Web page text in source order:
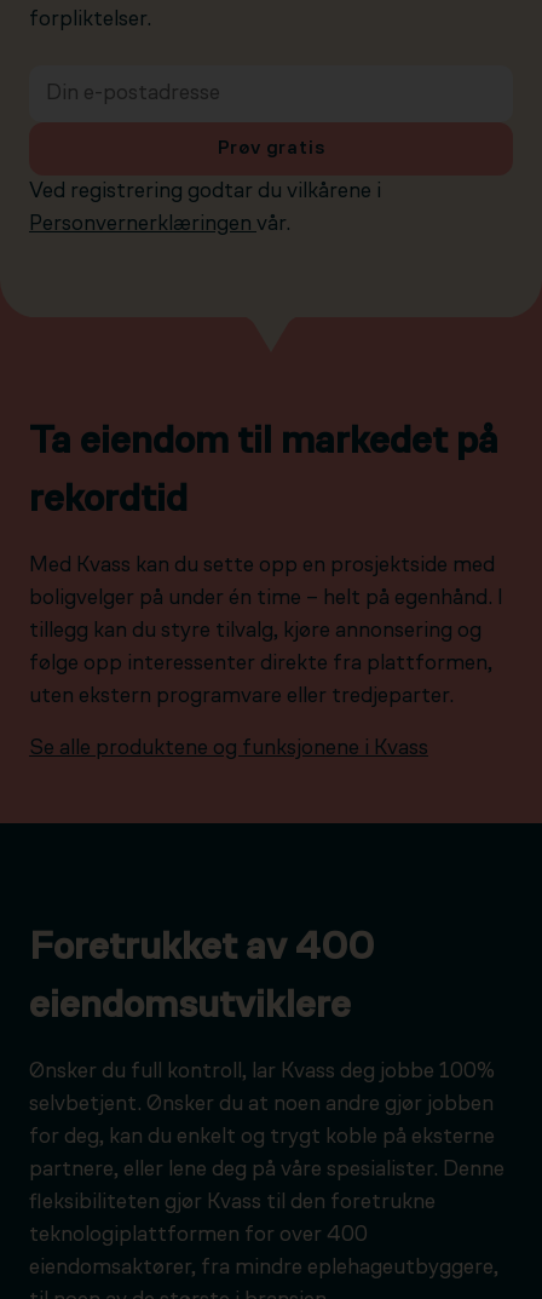
forpliktelser.
Ved registrering godtar du vilkårene i
Personvernerklæringen vår.
Prøv gratis
Ta eiendom til markedet på
rekordtid
Med Kvass kan du sette opp en prosjektside med
boligvelger på under én time – helt på egenhånd. I
tillegg kan du styre tilvalg, kjøre annonsering og
følge opp interessenter direkte fra plattformen,
uten ekstern programvare eller tredjeparter.
Se alle produktene og funksjonene i Kvass
Foretrukket av 400
eiendomsutviklere
Ønsker du full kontroll, lar Kvass deg jobbe 100%
selvbetjent. Ønsker du at noen andre gjør jobben
for deg, kan du enkelt og trygt koble på eksterne
partnere, eller lene deg på våre spesialister. Denne
fleksibiliteten gjør Kvass til den foretrukne
teknologiplattformen for over 400
eiendomsaktører, fra mindre eplehageutbyggere,